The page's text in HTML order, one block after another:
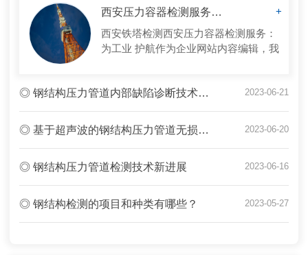
西安压力容器检测服务：为工业 护航
+
西安铁塔检测西安压力容器检测服务：
为工业 护航作为企业网站内容编辑，我
至关重要的角色，而其正常运行对于工
业 至关重要。因此，定期...
◎ 钢结构压力管道内部缺陷诊断技术研究 2023-06-21
◎ 基于超声波的钢结构压力管道无损检测研究 2023-06-20
◎ 钢结构压力管道检测技术新进展 2023-06-16
◎ 钢结构检测的项目和种类有哪些？ 2023-05-27